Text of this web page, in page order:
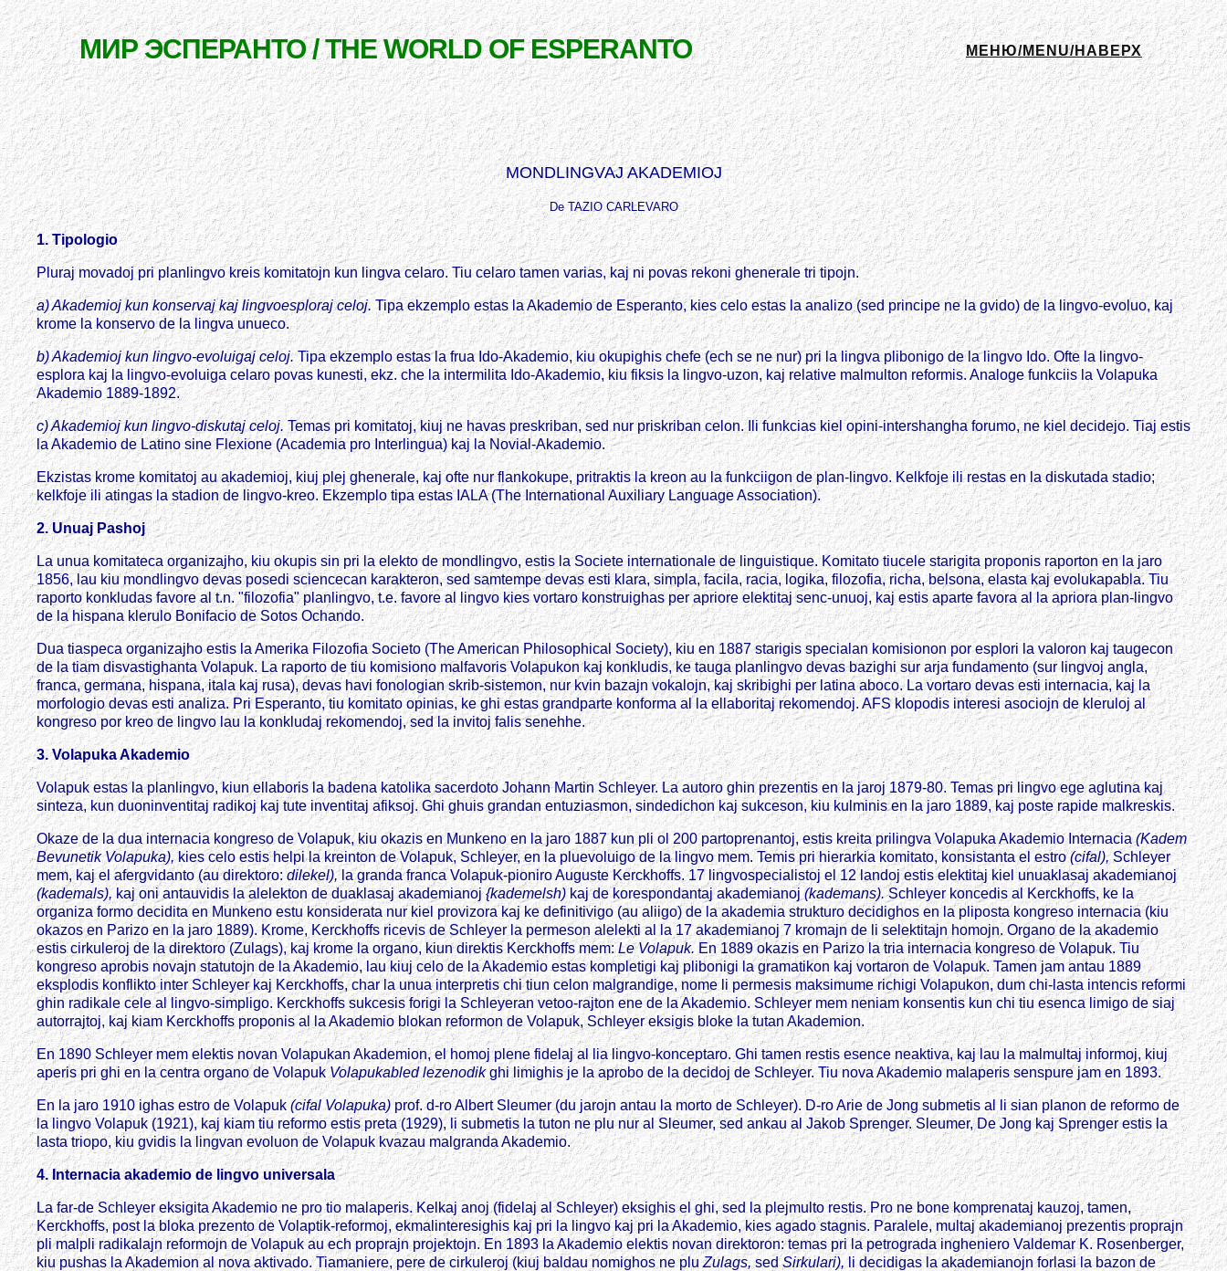
МИР ЭСПЕРАНТО / THE WORLD OF ESPERANTO МЕНЮ/MENU/НАВЕРХ
MONDLINGVAJ AKADEMIOJ
De TAZIO CARLEVARO
1. Tipologio
Pluraj movadoj pri planlingvo kreis komitatojn kun lingva celaro. Tiu celaro tamen varias, kaj ni povas rekoni ghenerale tri tipojn.
a) Akademioj kun konservaj kaj lingvoesploraj celoj.Tipa ekzemplo estas la Akademio de Esperanto, kies celo estas la analizo (sed principe ne la gvido) de la lingvo-evoluo, kaj
krome la konservo de la lingva unueco.
b) Akademioj kun lingvo-evoluigaj celoj.Tipa ekzemplo estas la frua Ido-Akademio, kiu okupighis chefe (ech se ne nur) pri la lingva plibonigo de la lingvo Ido. Ofte la lingvo-
esplora kaj la lingvo-evoluiga celaro povas kunesti, ekz. che la intermilita Ido-Akademio, kiu fiksis la lingvo-uzon, kaj relative malmulton reformis. Analoge funkciis la Volapuka
Akademio 1889-1892.
c) Akademioj kun lingvo-diskutaj celoj. Temas pri komitatoj, kiuj ne havas preskriban, sed nur priskriban celon. Ili funkcias kiel opini-intershangha forumo, ne kiel decidejo. Tiaj estis
la Akademio de Latino sine Flexione (Academia pro Interlingua) kaj la Novial-Akademio.
Ekzistas krome komitatoj au akademioj, kiuj plej ghenerale, kaj ofte nur flankokupe, pritraktis la kreon au la funkciigon de plan-lingvo. Kelkfoje ili restas en la diskutada stadio;
kelkfoje ili atingas la stadion de lingvo-kreo. Ekzemplo tipa estas IALA (The International Auxiliary Language Association).
2. Unuaj Pashoj
La unua komitateca organizajho, kiu okupis sin pri la elekto de mondlingvo, estis la Societe internationale de linguistique. Komitato tiucele starigita proponis raporton en la jaro
1856, lau kiu mondlingvo devas posedi sciencecan karakteron, sed samtempe devas esti klara, simpla, facila, racia, logika, filozofia, richa, belsona, elasta kaj evolukapabla. Tiu
raporto konkludas favore al t.n. "filozofia" planlingvo, t.e. favore al lingvo kies vortaro konstruighas per apriore elektitaj senc-unuoj, kaj estis aparte favora al la apriora plan-lingvo
de la hispana klerulo Bonifacio de Sotos Ochando.
Dua tiaspeca organizajho estis la Amerika Filozofia Societo (The American Philosophical Society), kiu en 1887 starigis specialan komisionon por esplori la valoron kaj taugecon
de la tiam disvastighanta Volapuk. La raporto de tiu komisiono malfavoris Volapukon kaj konkludis, ke tauga planlingvo devas bazighi sur arja fundamento (sur lingvoj angla,
franca, germana, hispana, itala kaj rusa), devas havi fonologian skrib-sistemon, nur kvin bazajn vokalojn, kaj skribighi per latina aboco. La vortaro devas esti internacia, kaj la
morfologio devas esti analiza. Pri Esperanto, tiu komitato opinias, ke ghi estas grandparte konforma al la ellaboritaj rekomendoj. AFS klopodis interesi asociojn de kleruloj al
kongreso por kreo de lingvo lau la konkludaj rekomendoj, sed la invitoj falis senehhe.
3. Volapuka Akademio
Volapuk estas la planlingvo, kiun ellaboris la badena katolika sacerdoto Johann Martin Schleyer. La autoro ghin prezentis en la jaroj 1879-80. Temas pri lingvo ege aglutina kaj
sinteza, kun duoninventitaj radikoj kaj tute inventitaj afiksoj. Ghi ghuis grandan entuziasmon, sindedichon kaj sukceson, kiu kulminis en la jaro 1889, kaj poste rapide malkreskis.
Okaze de la dua internacia kongreso de Volapuk, kiu okazis en Munkeno en la jaro 1887 kun pli ol 200 partoprenantoj, estis kreita prilingva Volapuka Akademio Internacia(Kadem
Bevunetik Volapuka),kies celo estis helpi la kreinton de Volapuk, Schleyer, en la pluevoluigo de la lingvo mem. Temis pri hierarkia komitato, konsistanta el estro(cifal),Schleyer
mem, kaj el afergvidanto (au direktoro: dilekel), la granda franca Volapuk-pioniro Auguste Kerckhoffs. 17 lingvospecialistoj el 12 landoj estis elektitaj kiel unuaklasaj akademianoj
(kademals),kaj oni antauvidis la alelekton de duaklasaj akademianoj {kademelsh)kaj de korespondantaj akademianoj(kademans).Schleyer koncedis al Kerckhoffs, ke la
organiza formo decidita en Munkeno estu konsiderata nur kiel provizora kaj ke definitivigo (au aliigo) de la akademia strukturo decidighos en la pliposta kongreso internacia (kiu
okazos en Parizo en la jaro 1889). Krome, Kerckhoffs ricevis de Schleyer la permeson alelekti al la 17 akademianoj 7 kromajn de li selektitajn homojn. Organo de la akademio
estis cirkuleroj de la direktoro (Zulags), kaj krome la organo, kiun direktis Kerckhoffs mem:Le Volapuk.En 1889 okazis en Parizo la tria internacia kongreso de Volapuk. Tiu
kongreso aprobis novajn statutojn de la Akademio, lau kiuj celo de la Akademio estas kompletigi kaj plibonigi la gramatikon kaj vortaron de Volapuk. Tamen jam antau 1889
eksplodis konflikto inter Schleyer kaj Kerckhoffs, char la unua interpretis chi tiun celon malgrandige, nome li permesis maksimume richigi Volapukon, dum chi-lasta intencis reformi
ghin radikale cele al lingvo-simpligo. Kerckhoffs sukcesis forigi la Schleyeran vetoo-rajton ene de la Akademio. Schleyer mem neniam konsentis kun chi tiu esenca limigo de siaj
autorrajtoj, kaj kiam Kerckhoffs proponis al la Akademio blokan reformon de Volapuk, Schleyer eksigis bloke la tutan Akademion.
En 1890 Schleyer mem elektis novan Volapukan Akademion, el homoj plene fidelaj al lia lingvo-konceptaro. Ghi tamen restis esence neaktiva, kaj lau la malmultaj informoj, kiuj
aperis pri ghi en la centra organo de VolapukVolapukabled lezenodikghi limighis je la aprobo de la decidoj de Schleyer. Tiu nova Akademio malaperis senspure jam en 1893.
En la jaro 1910 ighas estro de Volapuk(cifal Volapuka) prof. d-ro Albert Sleumer (du jarojn antau la morto de Schleyer). D-ro Arie de Jong submetis al li sian planon de reformo de
la lingvo Volapuk (1921), kaj kiam tiu reformo estis preta (1929), li submetis la tuton ne plu nur al Sleumer, sed ankau al Jakob Sprenger. Sleumer, De Jong kaj Sprenger estis la
lasta triopo, kiu gvidis la lingvan evoluon de Volapuk kvazau malgranda Akademio.
4. Internacia akademio de lingvo universala
La far-de Schleyer eksigita Akademio ne pro tio malaperis. Kelkaj anoj (fidelaj al Schleyer) eksighis el ghi, sed la plejmulto restis. Pro ne bone komprenataj kauzoj, tamen,
Kerckhoffs, post la bloka prezento de Volaptik-reformoj, ekmalinteresighis kaj pri la lingvo kaj pri la Akademio, kies agado stagnis. Paralele, multaj akademianoj prezentis proprajn
pli malpli radikalajn reformojn de Volapuk au ech proprajn projektojn. En 1893 la Akademio elektis novan direktoron: temas pri la petrograda ingheniero Valdemar K. Rosenberger,
kiu pushas la Akademion al nova aktivado. Tiamaniere, pere de cirkuleroj (kiuj baldau nomighos ne pluZulags, sedSirkulari),li decidigas la akademianojn forlasi la bazon de